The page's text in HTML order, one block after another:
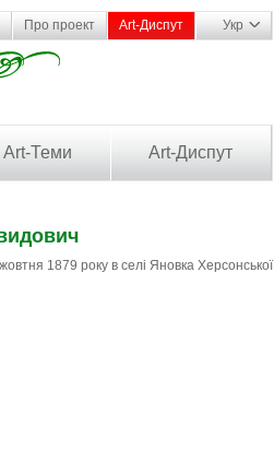
Про проект Art-Диспут Укр
Art-Теми Art-Диспут
1879 року в селі Яновка Херсонської